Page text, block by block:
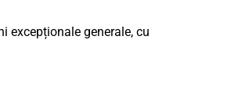
excepționale generale, cu